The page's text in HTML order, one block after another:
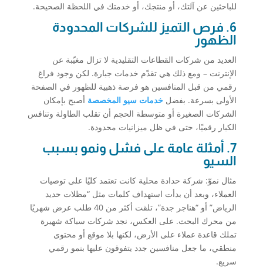
للباحثين عن آلتك، أو منتجك، أو خدمتك في اللحظة الصحيحة.
6. فرص التميز للشركات المحدودة
الظهور
العديد من شركات القطاعات التقليدية لا تزال مغيّبة عن
الإنترنت – ومع ذلك هي تقدّم خدمات جبارة. لكن وجود فراغ
رقمي من قبل المنافسين هو فرصة ذهبية للظهور في الصفحة
الأولى بسرعة. بفضل خدمات سيو المخصصة أصبح بإمكان
الشركات الصغيرة أو متوسطة الحجم أن تقلب الطاولة وتنافس
الكبار رقميًا، حتى في ظل ميزانيات محدودة.
7. أمثلة عامة على فشل ونمو بسبب
السيو
مثال نموّ: شركة حدادة محلية كانت تعتمد كليًا على توصيات
العملاء، وبعد أن بدأت استهداف كلمات مثل “مظلات حديد
الرياض” أو “هناجر جدة”، تلقت أكثر من 40 طلب عرض شهريًا
من محرك البحث. على العكس، نجد شركات سباكة شهيرة
تملك قاعدة عملاء على الأرض، لكنها بلا موقع أو محتوى
منطقي، ما جعل منافسين جدد يتفوقون عليها بنمو رقمي
سريع.